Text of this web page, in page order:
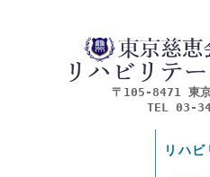
〒105-8471 東
TEL 03-
リハ